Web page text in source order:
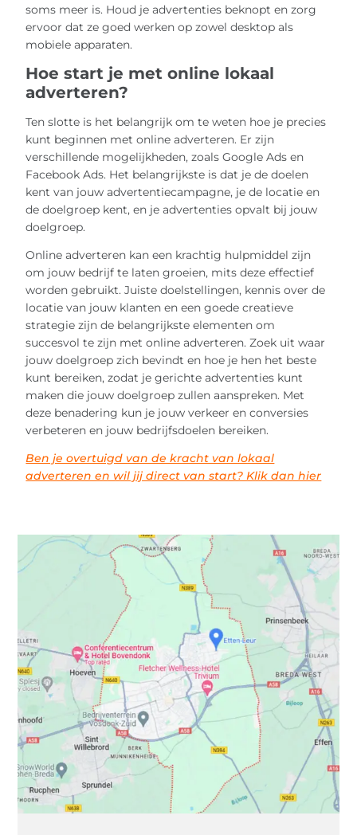
soms meer is. Houd je advertenties beknopt en zorg
ervoor dat ze goed werken op zowel desktop als
mobiele apparaten.
Hoe start je met online lokaal
adverteren?
Ten slotte is het belangrijk om te weten hoe je precies
kunt beginnen met online adverteren. Er zijn
verschillende mogelijkheden, zoals Google Ads en
Facebook Ads. Het belangrijkste is dat je de doelen
kent van jouw advertentiecampagne, je de locatie en
de doelgroep kent, en je advertenties opvalt bij jouw
doelgroep.
Online adverteren kan een krachtig hulpmiddel zijn
om jouw bedrijf te laten groeien, mits deze effectief
worden gebruikt. Juiste doelstellingen, kennis over de
locatie van jouw klanten en een goede creatieve
strategie zijn de belangrijkste elementen om
succesvol te zijn met online adverteren. Zoek uit waar
jouw doelgroep zich bevindt en hoe je hen het beste
kunt bereiken, zodat je gerichte advertenties kunt
maken die jouw doelgroep zullen aanspreken. Met
deze benadering kun je jouw verkeer en conversies
verbeteren en jouw bedrijfsdoelen bereiken.
Ben je overtuigd van de kracht van lokaal
adverteren en wil jij direct van start? Klik dan hier